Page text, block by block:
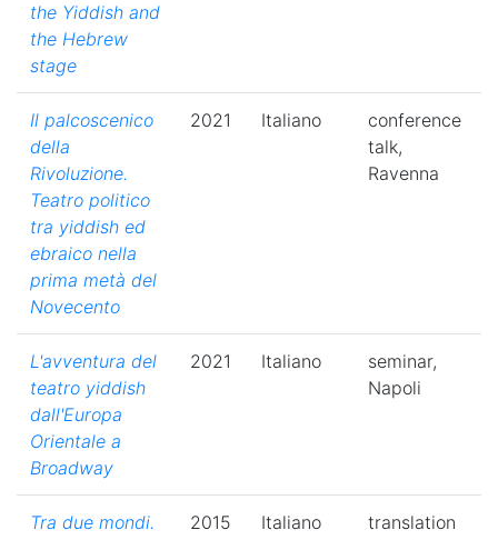
the Yiddish and
the Hebrew
stage
Il palcoscenico
della
Rivoluzione.
Teatro politico
tra yiddish ed
ebraico nella
prima metà del
Novecento
2021 Italiano
conference
talk,
Ravenna
L'avventura del
teatro yiddish
dall'Europa
Orientale a
Broadway
2021 Italiano
seminar,
Napoli
Tra due mondi.
2015 Italiano
translation